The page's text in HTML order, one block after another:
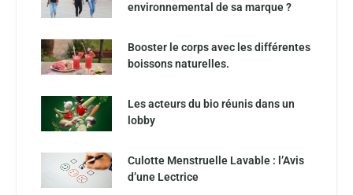
environnemental de sa marque ?
Booster le corps avec les différentes
boissons naturelles.
Les acteurs du bio réunis dans un
lobby
Culotte Menstruelle Lavable : l’Avis
d’une Lectrice